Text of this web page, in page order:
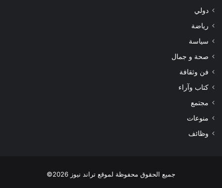
دولي
رياضة
سياسة
صحة و جمال
فن وثقافة
كتاب وآراء
مجتمع
منوعات
وظائف
جميع الحقوق محفوظة لموقع تراند نيوز 2026©